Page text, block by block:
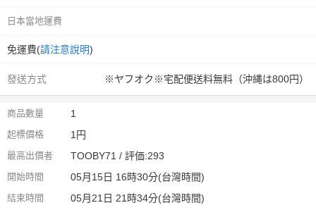
日本當地運費
免運費(請注意說明)
發送方式 ※ヤフオク※宅配便送料無料（沖縄は800円）
商品數量 1
起標價格 1円
最高出價者 TOOBY71 / 評価:293
開始時間 05月15日 16時30分(台灣時間)
結束時間 05月21日 21時34分(台灣時間)